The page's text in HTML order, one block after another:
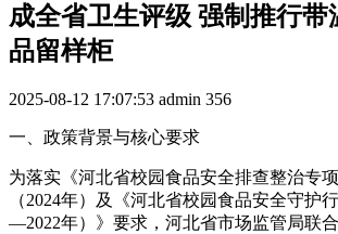
成全省卫生评级 强制推行带
品留样柜
2025-08-12 17:07:53 admin 356
一、政策背景与核心要求
为落实《河北省校园食品安全排查整治专
（2024年）及《河北省校园食品安全守护
—2022年）》要求，河北省市场监管局联